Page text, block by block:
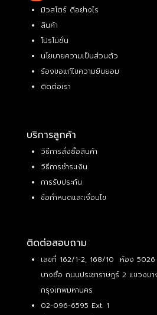
มิวสโตร์ ดีอย่างไร
สินค้า
โปรโมชั่น
นโยบายความเป็นส่วนตัว
ร้องขอแก้ไขความยินยอม
ติดต่อเรา
บริการลูกค้า
วิธีการสั่งซื้อสินค้า
วิธีการชำระเงิน
การรับประกัน
ข้อกำหนดและเงื่อนไข
ติดต่อสอบถาม
เลขที่ 162/1-2, 168/10 ห้อง
บางซื่อ ถนนประชาราษฎร์ 2 แขวงบ
กรุงเทพมหานคร
02-096-6595 Ext. 1